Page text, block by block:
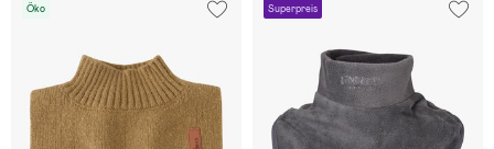
Öko Superpreis